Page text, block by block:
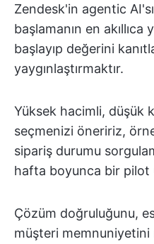
Zendesk'in agentic
başlamanın en akıllıca
başlayıp değerini
yaygınlaştırmaktır.
Yüksek hacimli, düşük
seçmenizi öneririz,
sipariş durumu
hafta boyunca bir pilot
Çözüm doğruluğunu,
müşteri memnuniyetini